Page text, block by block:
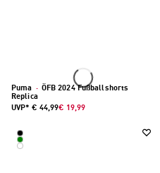
Puma · ÖFB 2024 Fußballshorts
Replica
UVP* € 44,99€ 19,99